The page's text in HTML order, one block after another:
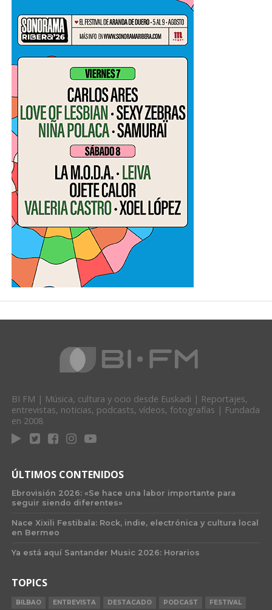
BI FM | Música, cultura y ocio desde Euskadi | Reportajes,
entrevistas, noticias, podcasts, vídeos, fotografías | Fundada
en 2008
ÚLTIMOS CONTENIDOS
Ebrovisión 2026: «Se hace una labor importante para
seguir siendo diferentes»
Nace Xixili Festibala: Rock, indie, electrónica y cultura local
en Bermeo
Ya está aquí Santander Music 2026: Horarios
TOPICS
BILBAO ENTREVISTA DESTACADO PODCAST FESTIVAL